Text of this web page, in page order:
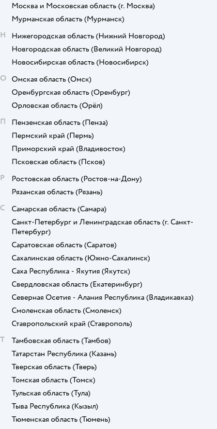
Москва и Московская область (г. Москва)
Мурманская область (Мурманск)
Н
Нижегородская область (Нижний Новгород)
Новгородская область (Великий Новгород)
Новосибирская область (Новосибирск)
О Омская область (Омск)
Оренбургская область (Оренбург)
Орловская область (Орёл)
П
Пензенская область (Пенза)
Пермский край (Пермь)
Приморский край (Владивосток)
Псковская область (Псков)
Р
Ростовская область (Ростов-на-Дону)
Рязанская область (Рязань)
С
Самарская область (Самара)
Санкт-Петербург и Ленинградская область (г. Санкт-
Петербург)
Саратовская область (Саратов)
Сахалинская область (Южно-Сахалинск)
Саха Республика - Якутия (Якутск)
Свердловская область (Екатеринбург)
Северная Осетия - Алания Республика (Владикавказ)
Смоленская область (Смоленск)
Ставропольский край (Ставрополь)
Т
Тамбовская область (Тамбов)
Татарстан Республика (Казань)
Тверская область (Тверь)
Томская область (Томск)
Тульская область (Тула)
Тыва Республика (Кызыл)
Тюменская область (Тюмень)